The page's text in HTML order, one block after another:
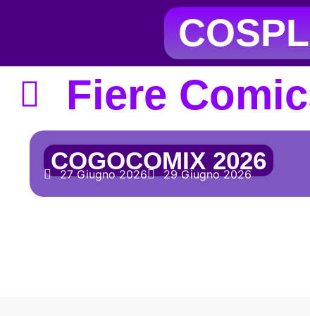
Fiere
COGOCOMIX 2026
27 Giugno 2026 29 Giugno 2026